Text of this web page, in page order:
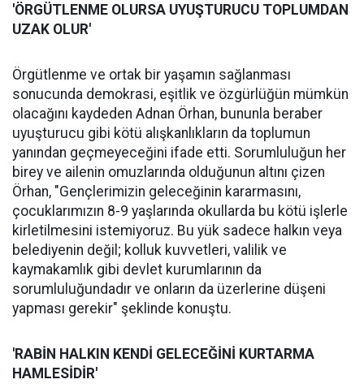
'ÖRGÜTLENME OLURSA UYUŞTURUCU TOPLUMDAN
UZAK OLUR'
Örgütlenme ve ortak bir yaşamın sağlanması
sonucunda demokrasi, eşitlik ve özgürlüğün mümkün
olacağını kaydeden Adnan Örhan, bununla beraber
uyuşturucu gibi kötü alışkanlıkların da toplumun
yanından geçmeyeceğini ifade etti. Sorumluluğun her
birey ve ailenin omuzlarında olduğunun altını çizen
Örhan, "Gençlerimizin geleceğinin kararmasını,
çocuklarımızın 8-9 yaşlarında okullarda bu kötü işlerle
kirletilmesini istemiyoruz. Bu yük sadece halkın veya
belediyenin değil; kolluk kuvvetleri, valilik ve
kaymakamlık gibi devlet kurumlarının da
sorumluluğundadır ve onların da üzerlerine düşeni
yapması gerekir" şeklinde konuştu.
'RABİN HALKIN KENDİ GELECEĞİNİ KURTARMA
HAMLESİDİR'